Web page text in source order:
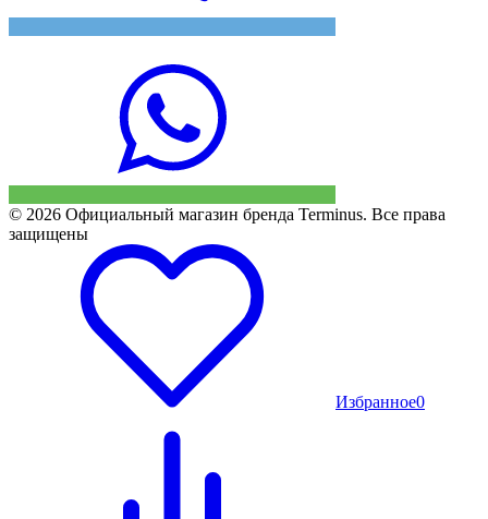
© 2026 Официальный магазин бренда Terminus. Все права
защищены
Избранное0